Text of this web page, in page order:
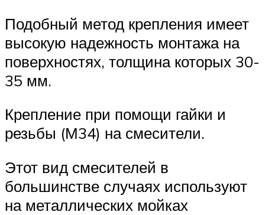
Подобный метод крепления имеет
высокую надежность монтажа на
поверхностях, толщина которых 30-
35 мм.
Крепление при помощи гайки и
резьбы (М34) на смесители.
Этот вид смесителей в
большинстве случаях используют
на металлических мойках